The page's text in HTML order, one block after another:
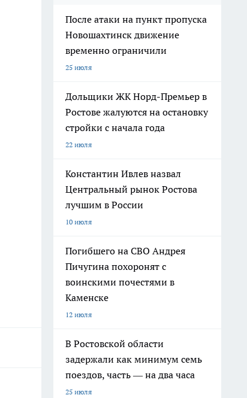
После атаки на пункт пропуска
Новошахтинск движение
временно ограничили
25 июля
Дольщики ЖК Норд-Премьер в
Ростове жалуются на остановку
стройки с начала года
22 июля
Константин Ивлев назвал
Центральный рынок Ростова
лучшим в России
10 июля
Погибшего на СВО Андрея
Пичугина похоронят с
воинскими почестями в
Каменске
12 июля
В Ростовской области
задержали как минимум семь
поездов, часть — на два часа
25 июля